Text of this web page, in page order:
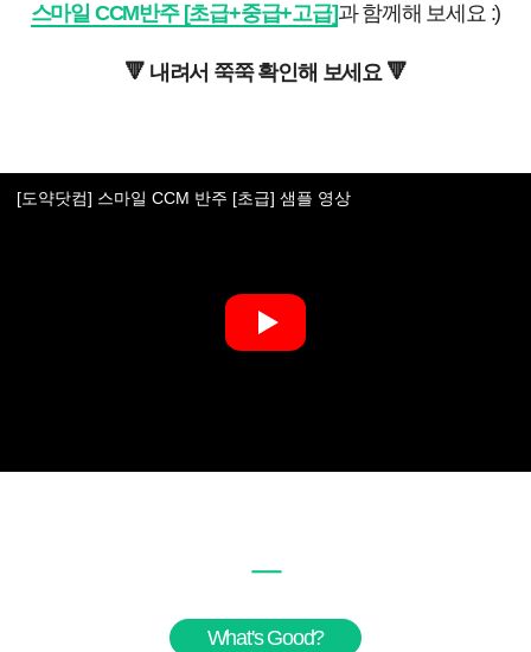
스마일 CCM반주 [초급+중급+고급]과 함께해 보세요 :)
🔻 내려서 쭉쭉 확인해 보세요 🔻
[도약닷컴] 스마일 CCM 반주 [초급] 샘플 영상
ㅡ
What's Good?